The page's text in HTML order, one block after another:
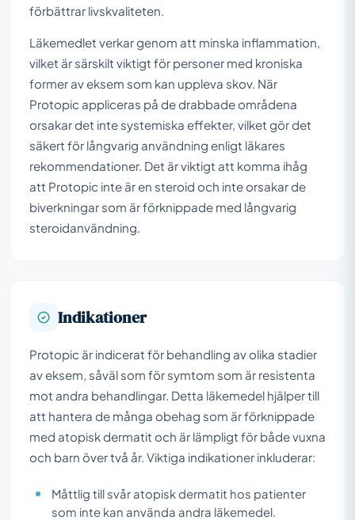
förbättrar livskvaliteten.
Läkemedlet verkar genom att minska inflammation,
vilket är särskilt viktigt för personer med kroniska
former av eksem som kan uppleva skov. När
Protopic appliceras på de drabbade områdena
orsakar det inte systemiska effekter, vilket gör det
säkert för långvarig användning enligt läkares
rekommendationer. Det är viktigt att komma ihåg
att Protopic inte är en steroid och inte orsakar de
biverkningar som är förknippade med långvarig
steroidanvändning.
Indikationer
Protopic är indicerat för behandling av olika stadier
av eksem, såväl som för symtom som är resistenta
mot andra behandlingar. Detta läkemedel hjälper till
att hantera de många obehag som är förknippade
med atopisk dermatit och är lämpligt för både vuxna
och barn över två år. Viktiga indikationer inkluderar:
Måttlig till svår atopisk dermatit hos patienter
som inte kan använda andra läkemedel.